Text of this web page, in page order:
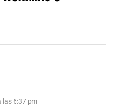
las 6:37 pm